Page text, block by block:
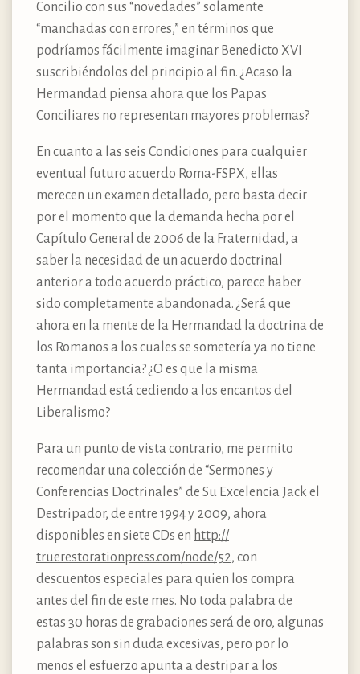
Concilio con sus “novedades” solamente
“manchadas con errores,” en términos que
podríamos fácilmente imaginar Benedicto XVI
suscribiéndolos del principio al fin. ¿Acaso la
Hermandad piensa ahora que los Papas
Conciliares no representan mayores problemas?
En cuanto a las seis Condiciones para cualquier
eventual futuro acuerdo Roma-FSPX, ellas
merecen un examen detallado, pero basta decir
por el momento que la demanda hecha por el
Capítulo General de 2006 de la Fraternidad, a
saber la necesidad de un acuerdo doctrinal
anterior a todo acuerdo práctico, parece haber
sido completamente abandonada. ¿Será que
ahora en la mente de la Hermandad la doctrina de
los Romanos a los cuales se sometería ya no tiene
tanta importancia? ¿O es que la misma
Hermandad está cediendo a los encantos del
Liberalismo?
Para un punto de vista contrario, me permito
recomendar una colección de “Sermones y
Conferencias Doctrinales” de Su Excelencia Jack el
Destripador, de entre 1994 y 2009, ahora
disponibles en siete CDs en http://​
truerestorationpress.​com/​node/​52, con
descuentos especiales para quien los compra
antes del fin de este mes. No toda palabra de
estas 30 horas de grabaciones será de oro, algunas
palabras son sin duda excesivas, pero por lo
menos el esfuerzo apunta a destripar a los